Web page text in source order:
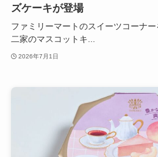
ズケーキが登場
ファミリーマートのスイーツコーナ
二家のマスコットキ...
2026年7月1日